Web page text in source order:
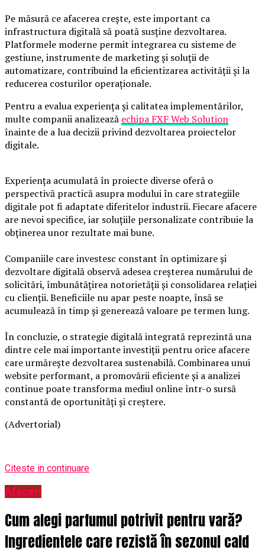
Pe măsură ce afacerea crește, este important ca
infrastructura digitală să poată susține dezvoltarea.
Platformele moderne permit integrarea cu sisteme de
gestiune, instrumente de marketing și soluții de
automatizare, contribuind la eficientizarea activității și la
reducerea costurilor operaționale.
Pentru a evalua experiența și calitatea implementărilor,
multe companii analizează echipa FXF Web Solution
înainte de a lua decizii privind dezvoltarea proiectelor
digitale.
Experiența acumulată în proiecte diverse oferă o
perspectivă practică asupra modului în care strategiile
digitale pot fi adaptate diferitelor industrii. Fiecare afacere
are nevoi specifice, iar soluțiile personalizate contribuie la
obținerea unor rezultate mai bune.
Companiile care investesc constant în optimizare și
dezvoltare digitală observă adesea creșterea numărului de
solicitări, îmbunătățirea notorietății și consolidarea relației
cu clienții. Beneficiile nu apar peste noapte, însă se
acumulează în timp și generează valoare pe termen lung.
În concluzie, o strategie digitală integrată reprezintă una
dintre cele mai importante investiții pentru orice afacere
care urmărește dezvoltarea sustenabilă. Combinarea unui
website performant, a promovării eficiente și a analizei
continue poate transforma mediul online într-o sursă
constantă de oportunități și creștere.
(Advertorial)
Citeste in continuare
Afaceri
Cum alegi parfumul potrivit pentru vară?
Ingredientele care rezistă în sezonul cald